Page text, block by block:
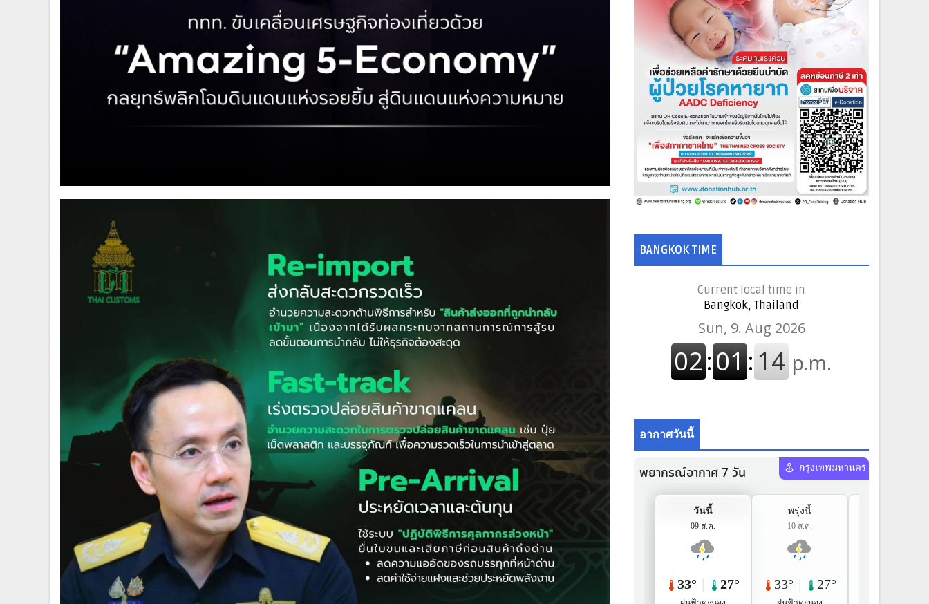
BANGKOK TIME
Current local time in
Bangkok, Thailand
อากาศวันนี้